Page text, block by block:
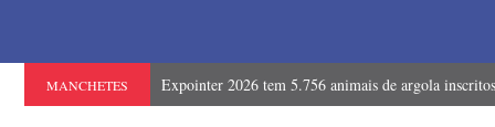
MANCHETES Expointer 2026 tem 5.756 animais de argola inscritos